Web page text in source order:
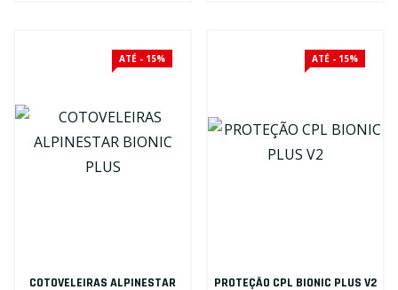
ATÉ - 15%
COTOVELEIRAS ALPINESTAR
ATÉ - 15%
PROTEÇÃO CPL BIONIC PLUS V2